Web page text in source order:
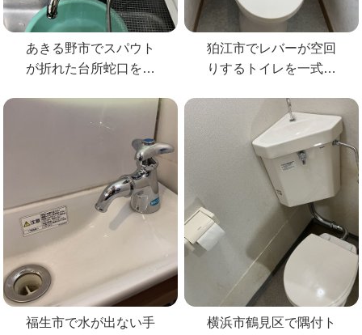
あきる野市でスパウト
が折れた台所蛇口を
狛江市でレバーが空回
りするトイレを一式交
福生市で水が出ない手
横浜市鶴見区で隅付ト